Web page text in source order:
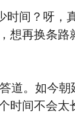
间？呀，
再换条
。如今朝
间不会太